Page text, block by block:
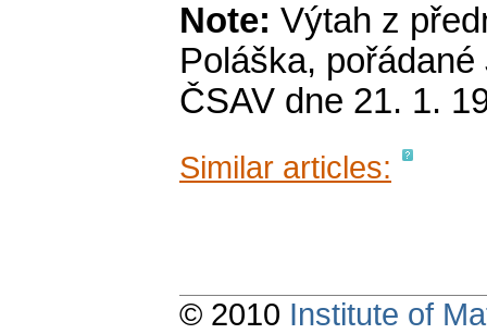
Note: Výtah z
Poláška,
ČSAV dne 21. 1.
Similar articles:
© 2010 Institute of